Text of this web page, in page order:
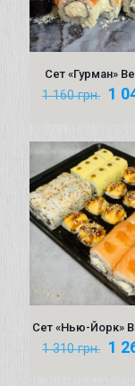
Сет «Гурман»
1 160грн.
1
1
Сет «Нью-Йорк»
1 310грн. 1